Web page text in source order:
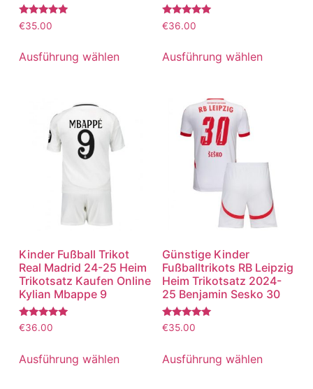
Bewertet
mit
von 5
€35.00
Ausführung wählen
Bewertet
mit
von 5
€36.00
Ausführung wählen
Kinder Fußball Trikot
Real Madrid 24-25 Heim
Trikotsatz Kaufen Online
Kylian Mbappe 9
Bewertet
mit
von 5
€36.00
Ausführung wählen
Günstige Kinder
Fußballtrikots RB Leipzig
Heim Trikotsatz 2024-
25 Benjamin Sesko 30
Bewertet
mit
von 5
€35.00
Ausführung wählen